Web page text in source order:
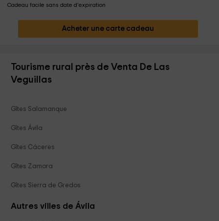
Cadeau facile sans date d'expiration
Acheter une carte cadeau
Tourisme rural près de Venta De Las
Veguillas
Gîtes Salamanque
Gîtes Ávila
Gîtes Cáceres
Gîtes Zamora
Gîtes Sierra de Gredos
Autres villes de Ávila